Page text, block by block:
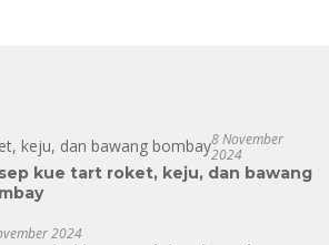
8 November
2024
kue tart roket, keju, dan bawang
2024